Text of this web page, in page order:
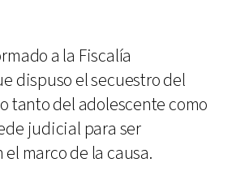
a la Fiscalía
dispuso el secuestro del
tanto del adolescente como
judicial para ser
marco de la causa.